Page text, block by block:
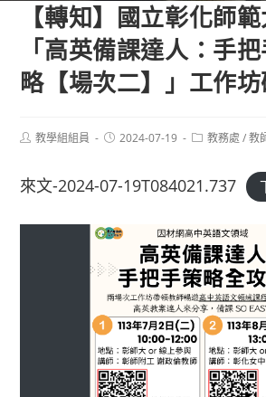
【轉知】國立彰化師
「高英備課達人：手
略【場次二】」工作
Post教學組組員
Post2024-07-19
Post教務處 / 教
來文-2024-07-19T084021.737